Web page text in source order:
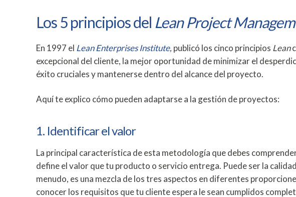
Los 5 principios del Lean Project
En 1997 el Lean Enterprises Institute, publicó los cinco principios Lean
excepcional del cliente, la mejor oportunidad de minimizar el
éxito cruciales y mantenerse dentro del alcance del proyecto.
Aquí te explico cómo pueden adaptarse a la gestión de proyectos:
1. Identificar el valor
La principal característica de esta metodología que debes
define el valor que tu producto o servicio entrega. Puede ser la
menudo, es una mezcla de los tres aspectos en diferentes
conocer los requisitos que tu cliente espera le sean cumplidos